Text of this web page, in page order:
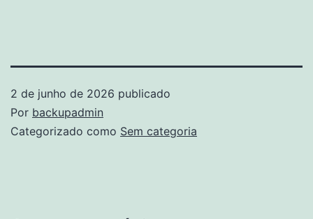
2 de junho de 2026 publicado
Por backupadmin
Categorizado como Sem categoria